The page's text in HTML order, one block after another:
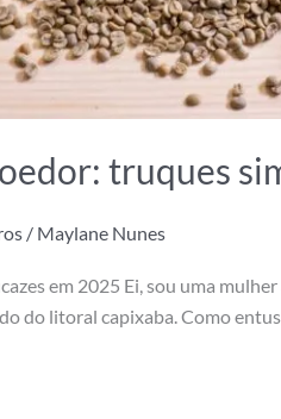
truques
/ Maylane Nunes
em 2025 Ei, sou uma
do litoral capixaba. Como